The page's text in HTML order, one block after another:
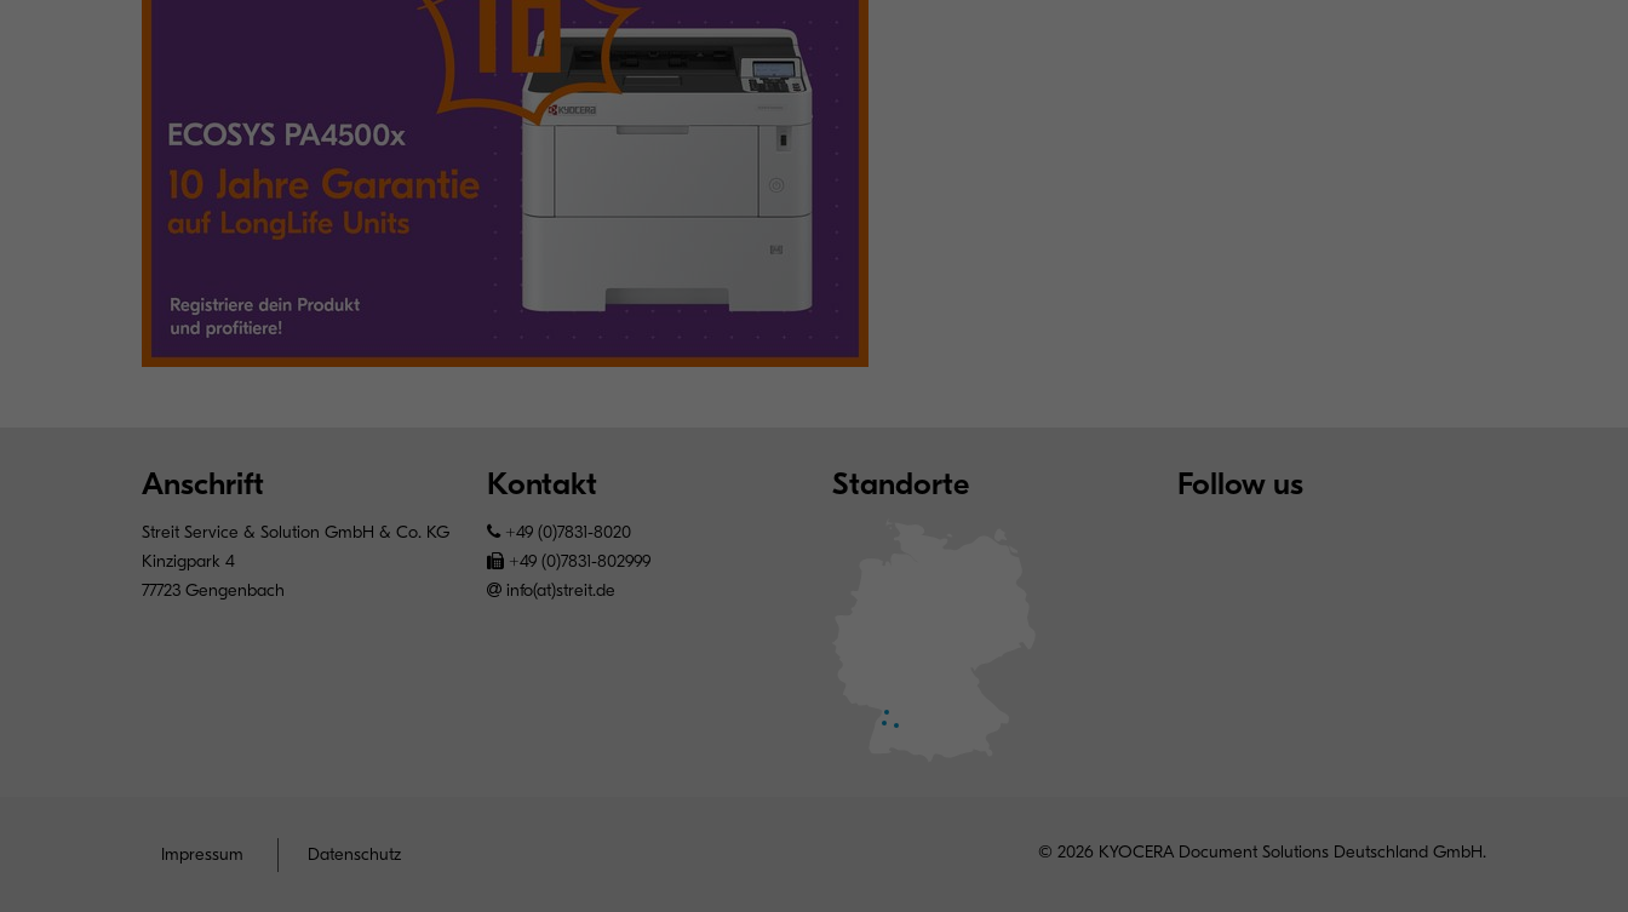
Anschrift
Streit Service & Solution GmbH & Co. KG
Kinzigpark 4
77723 Gengenbach
Kontakt
+49 (0)7831-8020
+49 (0)7831-802999
info(at)streit.de
Standorte Follow us
Impressum Datenschutz © 2026 KYOCERA Document Solutions Deutschland GmbH.